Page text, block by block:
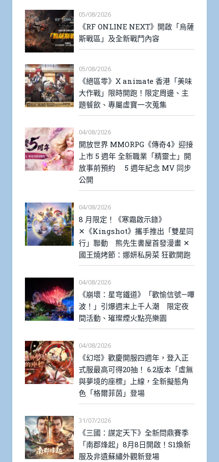
05/08/2026
《RF ONLINE NEXT》開啟「烏薩
斯戰區」及全新戰鬥內容
05/08/2026
《絕區零》X animate 香港「美味
大作戰」限時開跑！限定周邊、主
題餐飲、專屬虛寶一次蒐集
04/08/2026
開放世界 MMORPG《傳奇4》迎接
上市 5 週年 全新職業「精靈士」開
放事前預約 5 週年紀念 MV 同步
公開
04/08/2026
8 月限定！《寒霜啟示錄》
✕《Kingshot》攜手推出「雙星同
行」聯動 熊先生書屋首發漫畫 ✕
國王燒烤節：娜妍私房菜 狂歡開跑
04/08/2026
《崩壞：星穹鐵道》「歡愉信號—嗶
波！」引爆週末上千人潮 限定夜
間活動、璀璨煙火點亮樂園
04/08/2026
《幻塔》歡慶開服四週年，登入正
式服最高可得20抽！ 6.2版本「虛無
與夢境的座標」上線，全新擬態角
色「格爾菲茵」登場
31/07/2026
《三國：謀定天下》全新問鼎賽季
「南郡烽起」8月8日開啟！S1煥新
服及非遺蘇繡外觀新登場